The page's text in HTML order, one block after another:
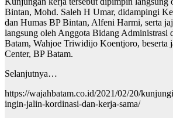
Bintan, Mohd. Saleh H Umar, didampingi
dan Humas BP Bintan, Alfeni Harmi, serta
langsung oleh Anggota Bidang Administrasi
Batam, Wahjoe Triwidijo Koentjoro, beserta
Center, BP Batam.
Selanjutnya…
https://wajahbatam.co.id/2021/02/20/
ingin-jalin-kordinasi-dan-kerja-sama/